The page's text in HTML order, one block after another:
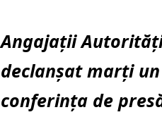
Angajații
declanșat marți
conferința de